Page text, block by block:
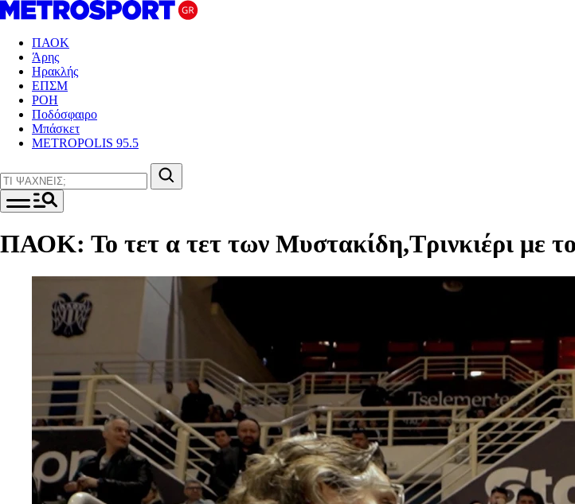
ΠΑΟΚ
Άρης
Ηρακλής
ΕΠΣΜ
ΡΟΗ
Ποδόσφαιρο
Μπάσκετ
METROPOLIS 95.5
ΠΑΟΚ: Το τετ α τετ των Μυστακίδη,Τρινκιέρι με